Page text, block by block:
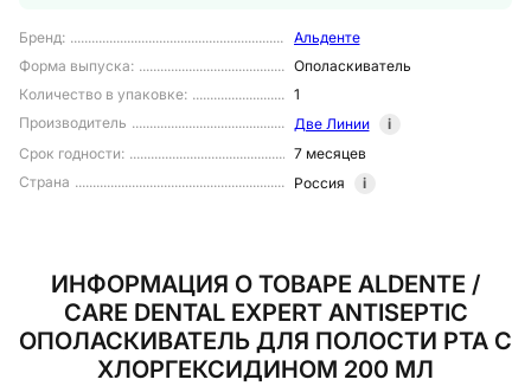
Бренд:
Альденте
Форма выпуска:
Ополаскиватель
Количество в упаковке:
1
Производитель
Две Линии
i
Срок годности:
7 месяцев
Страна
Россия i
ИНФОРМАЦИЯ О ТОВАРЕ ALDENTE /
CARE DENTAL EXPERT ANTISEPTIC
ОПОЛАСКИВАТЕЛЬ ДЛЯ ПОЛОСТИ РТА C
ХЛОРГЕКСИДИНОМ 200 МЛ